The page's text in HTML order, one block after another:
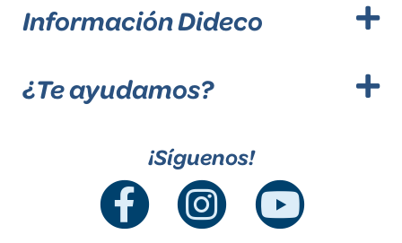
Información Dideco
¿Te ayudamos?
¡Síguenos!